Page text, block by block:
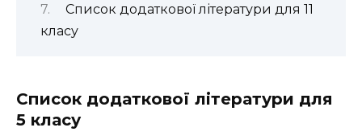
Список додаткової літератури для 11
класу
Список додаткової літератури для
5 класу